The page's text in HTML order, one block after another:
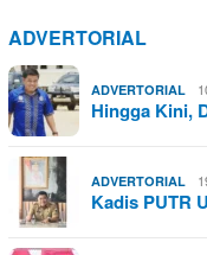
ADVERTORIAL
ADVERTORIAL
Hingga Kini,
ADVERTORIAL
Kadis PUTR